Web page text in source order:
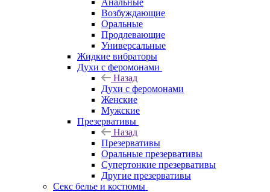
Анальные
Возбуждающие
Оральные
Продлевающие
Универсальные
Жидкие вибраторы
Духи с феромонами
Назад
Духи с феромонами
Женские
Мужские
Презервативы
Назад
Презервативы
Оральные презервативы
Супертонкие презервативы
Другие презервативы
Секс белье и костюмы